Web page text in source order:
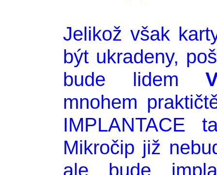
Jelikož však
být ukradeny,
bude lidem
mnohem
IMPLANTACE
Mikročip již
ale bude